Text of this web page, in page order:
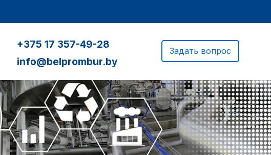
+375 17 357-49-28
info@belprombur.by
Задать вопрос